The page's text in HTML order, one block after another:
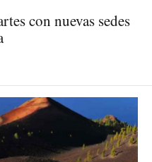
con nuevas sedes